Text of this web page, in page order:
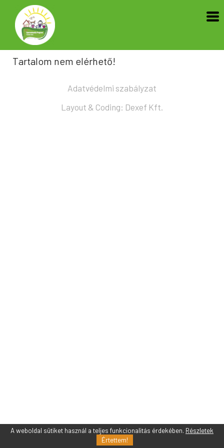
Tartalom nem elérhető!
Adatvédelmi szabályzat
Layout & Coding: Dexef Kft.
A weboldal sütiket használ a teljes funkcionalitás érdekében. Részletek